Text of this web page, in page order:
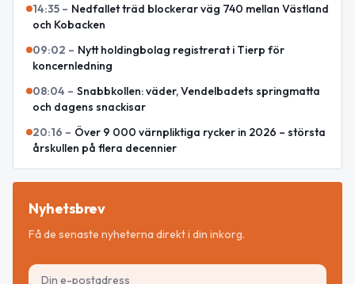
14:35 – Nedfallet träd blockerar väg 740 mellan Västland
och Kobacken
09:02 – Nytt holdingbolag registrerat i Tierp för
koncernledning
08:04 – Snabbkollen: väder, Vendelbadets springmatta
och dagens snackisar
20:16 – Över 9 000 värnpliktiga rycker in 2026 – största
årskullen på flera decennier
Nyhetsbrev
Få de senaste nyheterna direkt i din inkorg.